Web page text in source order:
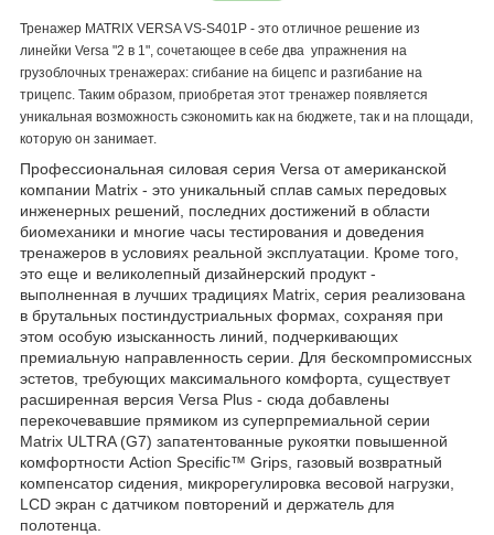
Тренажер MATRIX VERSA VS-S401P - это отличное решение из
линейки Versa "2 в 1", сочетающее в себе два упражнения на
грузоблочных тренажерах: сгибание на бицепс и разгибание на
трицепс. Таким образом, приобретая этот тренажер появляется
уникальная возможность сэкономить как на бюджете, так и на площади,
которую он занимает.
Профессиональная силовая серия Versa от американской
компании Matrix - это уникальный сплав самых передовых
инженерных решений, последних достижений в области
биомеханики и многие часы тестирования и доведения
тренажеров в условиях реальной эксплуатации. Кроме того,
это еще и великолепный дизайнерский продукт -
выполненная в лучших традициях Matrix, серия реализована
в брутальных постиндустриальных формах, сохраняя при
этом особую изысканность линий, подчеркивающих
премиальную направленность серии. Для бескомпромиссных
эстетов, требующих максимального комфорта, существует
расширенная версия Versa Plus - сюда добавлены
перекочевавшие прямиком из суперпремиальной серии
Matrix ULTRA (G7) запатентованные рукоятки повышенной
комфортности Action Specific™ Grips, газовый возвратный
компенсатор сидения, микрорегулировка весовой нагрузки,
LCD экран с датчиком повторений и держатель для
полотенца.